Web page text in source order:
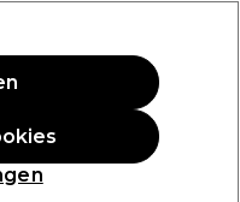
Anmelden
Produkte
40 €